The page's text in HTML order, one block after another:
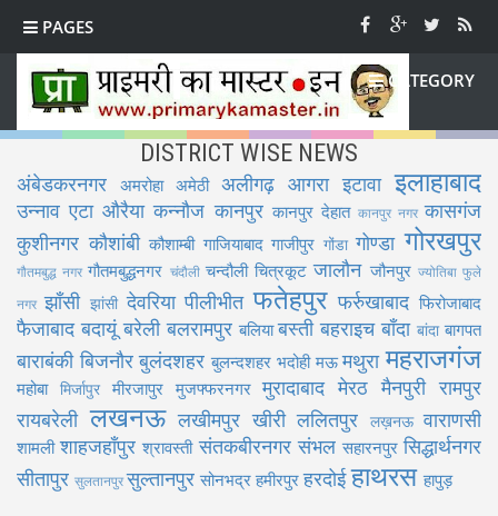
PAGES
CATEGORY
DISTRICT WISE NEWS
अंबेडकरनगर अमरोहा अमेठी अलीगढ़ आगरा इटावा इलाहाबाद
उन्नाव एटा औरैया कन्नौज कानपुर कानपुर देहात कानपुर नगर कासगंज
कुशीनगर कौशांबी कौशाम्बी गाजियाबाद गाजीपुर गोंडा गोण्डा गोरखपुर
गौतमबुद्ध नगर गौतमबुद्धनगर चंदौली चन्दौली चित्रकूट जालौन जौनपुर ज्योतिबा फुले
नगर झाँसी झांसी देवरिया पीलीभीत फतेहपुर फर्रुखाबाद फिरोजाबाद
फैजाबाद बदायूं बरेली बलरामपुर बलिया बस्ती बहराइच बाँदा बांदा बागपत
बाराबंकी बिजनौर बुलंदशहर बुलन्दशहर भदोही मऊ मथुरा महराजगंज
महोबा मिर्जापुर मीरजापुर मुजफ्फरनगर मुरादाबाद मेरठ मैनपुरी रामपुर
रायबरेली लखनऊ लखीमपुर खीरी ललितपुर लख़नऊ वाराणसी
शामली शाहजहाँपुर श्रावस्ती संतकबीरनगर संभल सहारनपुर सिद्धार्थनगर
सीतापुर सुलतानपुरसुल्तानपुर सोनभद्र हमीरपुर हरदोई हाथरस हापुड़